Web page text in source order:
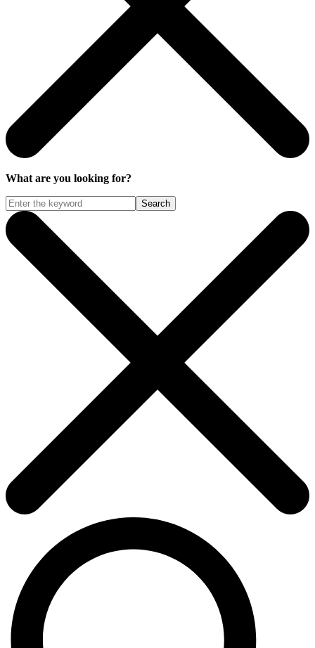
What are you looking for?
Search